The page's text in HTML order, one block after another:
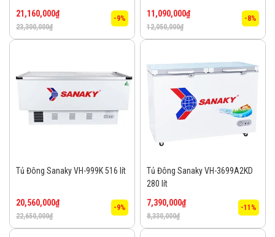
23,300,000₫
21,160,000₫
-9%
12,050,000₫
11,090,000₫
-8%
Tủ Đông Sanaky VH-999K 516 lít
22,650,000₫
20,560,000₫
-9%
Tủ Đông Sanaky VH-3699A2KD
280 lít
8,330,000₫
7,390,000₫
-11%